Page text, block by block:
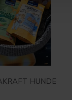
HUNDE